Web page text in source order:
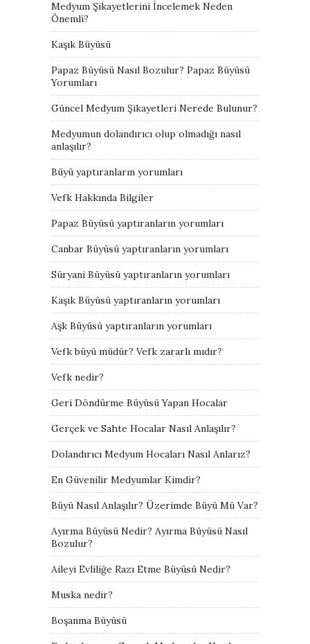
Medyum Şikayetlerini İncelemek Neden
Önemli?
Kaşık Büyüsü
Papaz Büyüsü Nasıl Bozulur? Papaz Büyüsü
Yorumları
Güncel Medyum Şikayetleri Nerede Bulunur?
Medyumun dolandırıcı olup olmadığı nasıl
anlaşılır?
Büyü yaptıranların yorumları
Vefk Hakkında Bilgiler
Papaz Büyüsü yaptıranların yorumları
Canbar Büyüsü yaptıranların yorumları
Süryani Büyüsü yaptıranların yorumları
Kaşık Büyüsü yaptıranların yorumları
Aşk Büyüsü yaptıranların yorumları
Vefk büyü müdür? Vefk zararlı mıdır?
Vefk nedir?
Geri Döndürme Büyüsü Yapan Hocalar
Gerçek ve Sahte Hocalar Nasıl Anlaşılır?
Dolandırıcı Medyum Hocaları Nasıl Anlarız?
En Güvenilir Medyumlar Kimdir?
Büyü Nasıl Anlaşılır? Üzerimde Büyü Mü Var?
Ayırma Büyüsü Nedir? Ayırma Büyüsü Nasıl
Bozulur?
Aileyi Evliliğe Razı Etme Büyüsü Nedir?
Muska nedir?
Boşanma Büyüsü